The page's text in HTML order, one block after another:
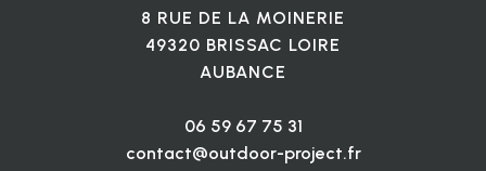
8 RUE DE LA MOINERIE
49320 BRISSAC LOIRE
AUBANCE
06 59 67 75 31
contact@outdoor-project.fr